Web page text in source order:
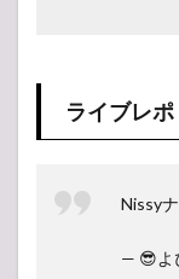
ライブレポ
Nissy
— 😎よ